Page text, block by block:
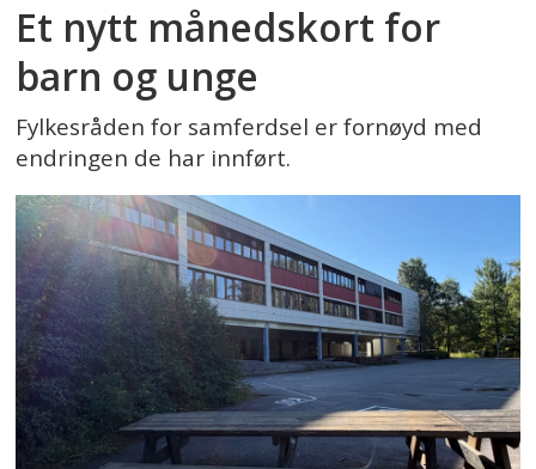
Et nytt månedskort for
barn og unge
Fylkesråden for samferdsel er fornøyd med
endringen de har innført.